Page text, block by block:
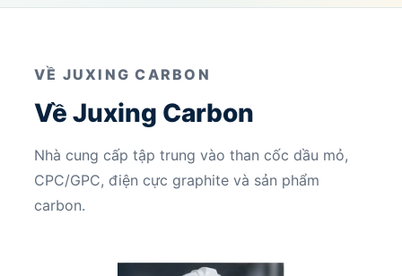
VỀ JUXING CARBON
Về Juxing Carbon
Nhà cung cấp tập trung vào than cốc dầu mỏ,
CPC/GPC, điện cực graphite và sản phẩm
carbon.